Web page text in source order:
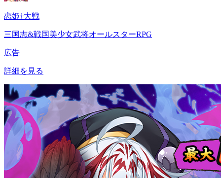
恋姫†大戦
三国志&戦国美少女武将オールスターRPG
広告
詳細を見る